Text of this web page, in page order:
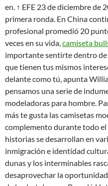
en. ↑ EFE 23 de diciembre de
primera ronda. En China
profesional promedió 20
veces en su vida,camiseta
importante sentirte dentro de
que tienen tus mismos
delante como tú, apunta
pensamos una serie de
modeladoras para hombre.
más te gusta las camisetas
complemento durante todo el
historias se desarrollan en
inmigración e identidad
dunas y los interminables
desaprovechar la